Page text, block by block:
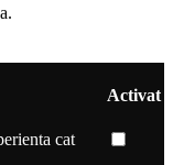
Activat
cat